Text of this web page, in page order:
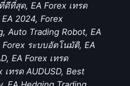
ดีที่สุด, EA Forex เทรด
2024, Forex
Auto Trading Robot, EA
Forex ระบบอัตโนมัติ, EA
EA Forex เทรด
เทรด AUDUSD, Best